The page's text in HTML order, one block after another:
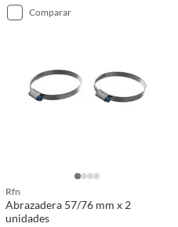
comparar
Rfn
Abrazadera 57/76 mm x 2
unidades